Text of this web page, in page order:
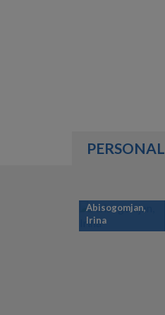
PERSONAL
Abisogomjan,
Irina
PAGINATION